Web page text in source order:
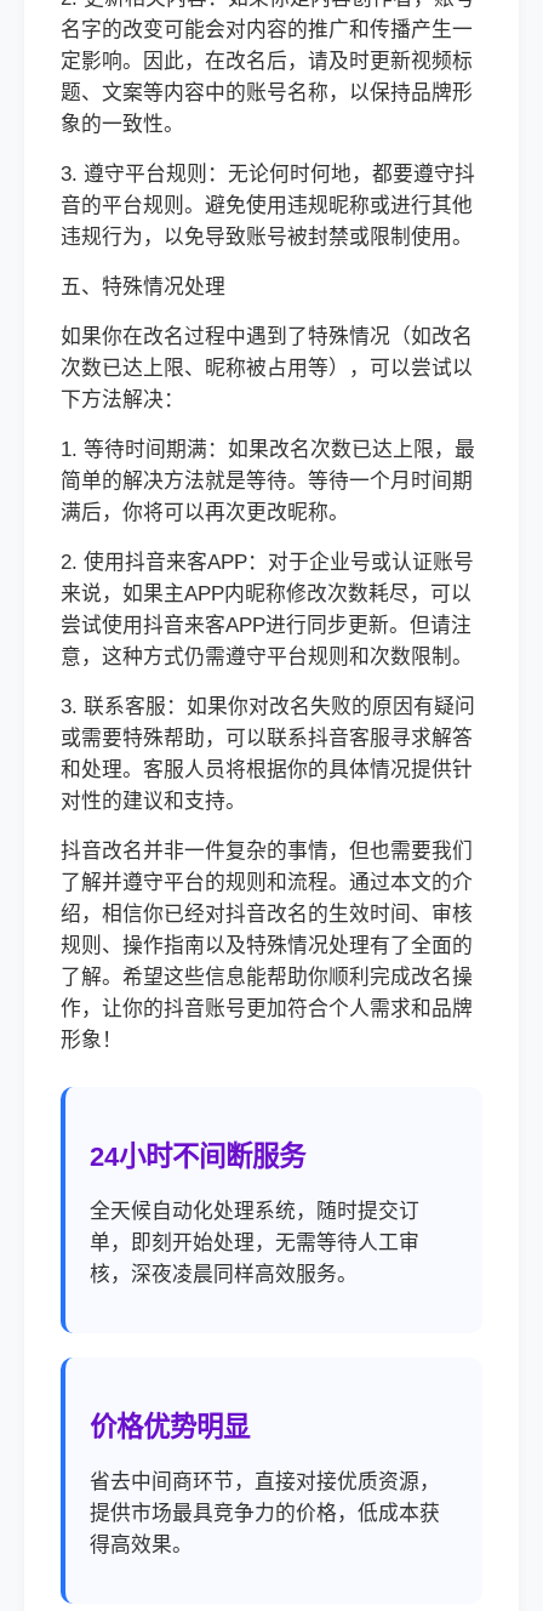
名字的改变可能会对内容的推广和传播产生一
定影响。因此，在改名后，请及时更新视频标
题、文案等内容中的账号名称，以保持品牌形
象的一致性。
3. 遵守平台规则：无论何时何地，都要遵守抖
音的平台规则。避免使用违规昵称或进行其他
违规行为，以免导致账号被封禁或限制使用。
五、特殊情况处理
如果你在改名过程中遇到了特殊情况（如改名
次数已达上限、昵称被占用等），可以尝试以
下方法解决：
1. 等待时间期满：如果改名次数已达上限，最
简单的解决方法就是等待。等待一个月时间期
满后，你将可以再次更改昵称。
2. 使用抖音来客APP：对于企业号或认证账号
来说，如果主APP内昵称修改次数耗尽，可以
尝试使用抖音来客APP进行同步更新。但请注
意，这种方式仍需遵守平台规则和次数限制。
3. 联系客服：如果你对改名失败的原因有疑问
或需要特殊帮助，可以联系抖音客服寻求解答
和处理。客服人员将根据你的具体情况提供针
对性的建议和支持。
抖音改名并非一件复杂的事情，但也需要我们
了解并遵守平台的规则和流程。通过本文的介
绍，相信你已经对抖音改名的生效时间、审核
规则、操作指南以及特殊情况处理有了全面的
了解。希望这些信息能帮助你顺利完成改名操
作，让你的抖音账号更加符合个人需求和品牌
形象！
24小时不间断服务
全天候自动化处理系统，随时提交订
单，即刻开始处理，无需等待人工审
核，深夜凌晨同样高效服务。
价格优势明显
省去中间商环节，直接对接优质资源，
提供市场最具竞争力的价格，低成本获
得高效果。